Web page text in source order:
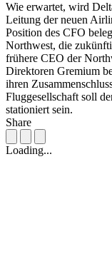
Wie erwartet, wird
Leitung der neuen
Position des CFO
Northwest, die
frühere CEO der
Direktoren Gremium
ihren
Fluggesellschaft soll
stationiert sein.
Share
Loading...